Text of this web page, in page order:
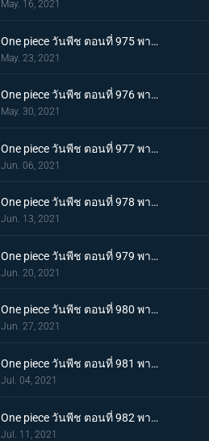
May. 16, 2021
One piece วันพีช ตอนที่ 975 พากย์ไทย ปราสาทลุกเป็นไฟ! โชคชะตาของตระกูลโคสึกิ!
May. 23, 2021
One piece วันพีช ตอนที่ 976 พากย์ไทย กลับสู่ปัจจุบัน! 20 ปีต่อมา
May. 30, 2021
One piece วันพีช ตอนที่ 977 พากย์ไทย ทะเลมีไว้สำหรับโจรสลัด! บุก! มุ่งสู่โอนิกาชิมะ
Jun. 06, 2021
One piece วันพีช ตอนที่ 978 พากย์ไทย รุ่นที่เลวร้ายที่สุดมาแล้ว! การต่อสู้กลางทะเลอันดุเดือด
Jun. 13, 2021
One piece วันพีช ตอนที่ 979 พากย์ไทย โชคดีงั้นรึ!? แผนการของคินเอม่อน
Jun. 20, 2021
One piece วันพีช ตอนที่ 980 พากย์ไทย สัญญาแห่งน้ำตา! โมโมโนะสุเกะถูกลักพาตัว
Jun. 27, 2021
One piece วันพีช ตอนที่ 981 พากย์ไทย พวกพ้องคนใหม่! ชายชาตรีแห่งท้องทะเล จินเบ!
Jul. 04, 2021
One piece วันพีช ตอนที่ 982 พากย์ไทย ไพ่ตายของไคโด หกล่องนภาปรากฏตัว
Jul. 11, 2021